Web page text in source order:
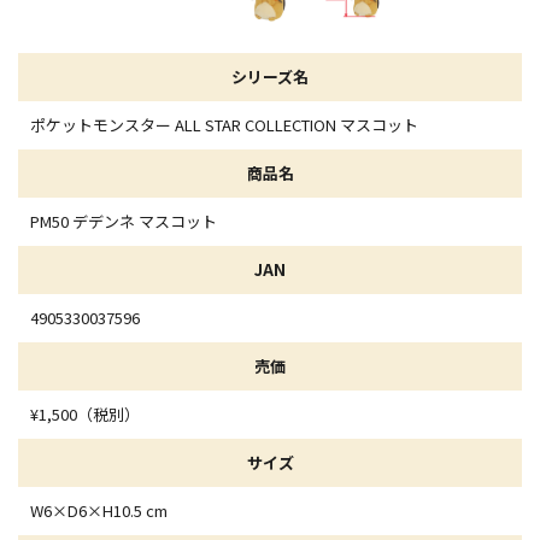
シリーズ名
ポケットモンスター ALL STAR COLLECTION マスコット
商品名
PM50 デデンネ マスコット
JAN
4905330037596
売価
¥1,500（税別）
サイズ
W6×D6×H10.5 cm